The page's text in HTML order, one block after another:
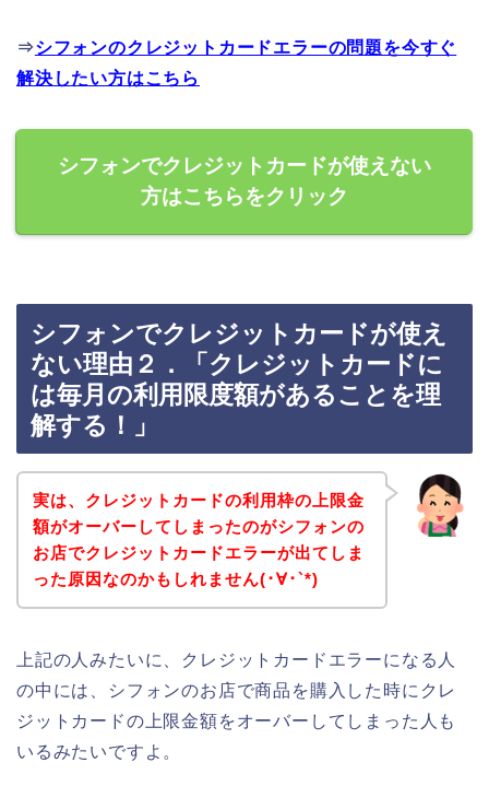
⇒シフォンのクレジットカードエラーの問題を今すぐ
解決したい方はこちら
シフォンでクレジットカードが使えない
方はこちらをクリック
シフォンでクレジットカードが使え
ない理由２．「クレジットカードに
は毎月の利用限度額があることを理
解する！」
実は、クレジットカードの利用枠の上限金
額がオーバーしてしまったのがシフォンの
お店でクレジットカードエラーが出てしま
った原因なのかもしれません(･∀･`*)
上記の人みたいに、クレジットカードエラーになる人
の中には、シフォンのお店で商品を購入した時にクレ
ジットカードの上限金額をオーバーしてしまった人も
いるみたいですよ。